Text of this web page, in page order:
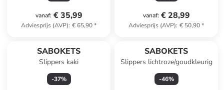
vanaf: € 35,99
Adviesprijs (AVP): € 65,90*
vanaf: € 28,99
Adviesprijs (AVP): € 50,90*
SABOKETS
Slippers kaki
-37%
SABOKETS
Slippers lichtroze/goudkleurig
-46%